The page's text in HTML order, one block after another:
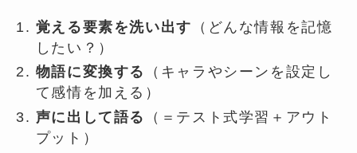
覚える要素を洗い出す （どんな情報を記憶
したい？）
物語に変換する
（キャラやシーンを設定し
て感情を加える）
声に出して語る
（＝テスト式学習＋アウト
プット）